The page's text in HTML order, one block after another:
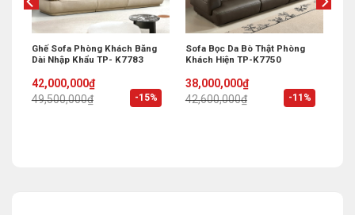
-15%
Ghế Sofa Phòng Khách Băng
Dài Nhập Khẩu TP- K7783
49,500,000₫
Original
price
was:
42,000,000₫
Current
price
is:
-11%
Sofa Bọc Da Bò Thật Phòng
Khách Hiện TP-K7750
42,600,000₫
Original
price
was:
38,000,000₫
Current
price
is: